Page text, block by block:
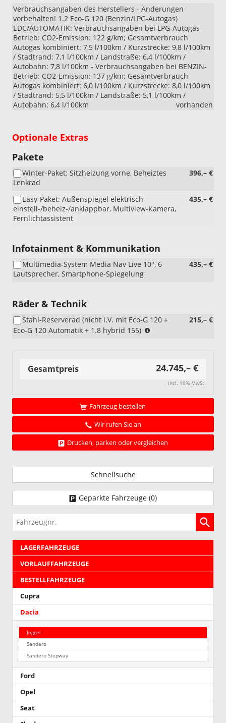
Verbrauchsangaben des Herstellers - Änderungen
vorbehalten! 1.2 Eco-G 120 (Benzin/LPG-Autogas)
EDC/AUTOMATIK: Verbrauchsangaben bei LPG-Autogas-
Betrieb: CO2-Emission: 122 g/km; Gesamtverbrauch
Autogas kombiniert: 7,5 l/100km / Kurzstrecke: 9,8 l/100km
/ Stadtrand: 7,1 l/100km / Landstraße: 6,4 l/100km /
Autobahn: 7,8 l/100km - Verbrauchsangaben bei BENZIN-
Betrieb: CO2-Emission: 137 g/km; Gesamtverbrauch
Autogas kombiniert: 6,0 l/100km / Kurzstrecke: 8,0 l/100km
/ Stadtrand: 5,5 l/100km / Landstraße: 5,1 l/100km /
Autobahn: 6,4 l/100km
vorhanden
Optionale Extras
Pakete
396,– €
Winter-Paket: Sitzheizung vorne, Beheiztes
Lenkrad
435,– €
Easy-Paket: Außenspiegel elektrisch
einstell-/beheiz-/anklappbar, Multiview-Kamera,
Fernlichtassistent
Infotainment & Kommunikation
435,– €
Multimedia-System Media Nav Live 10", 6
Lautsprecher, Smartphone-Spiegelung
Räder & Technik
215,– €
Stahl-Reserverad (nicht i.V. mit Eco-G 120 +
Eco-G 120 Automatik + 1.8 hybrid 155)
Eco-
120
+
1.8
hybrid
Gesamtpreis 24.745,– €
incl. 19% MwSt.
Fahrzeug bestellen
Wir rufen Sie an
Drucken, parken oder vergleichen
Schnellsuche
Geparkte Fahrzeuge (0)
Fahrzeugnr.
LAGERFAHRZEUGE
VORLAUFFAHRZEUGE
BESTELLFAHRZEUGE
Cupra
Dacia
Jogger
Sandero
Sandero Stepway
Ford
Opel
Seat